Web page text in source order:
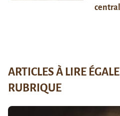
ARTICLES À LIRE
RUBRIQUE